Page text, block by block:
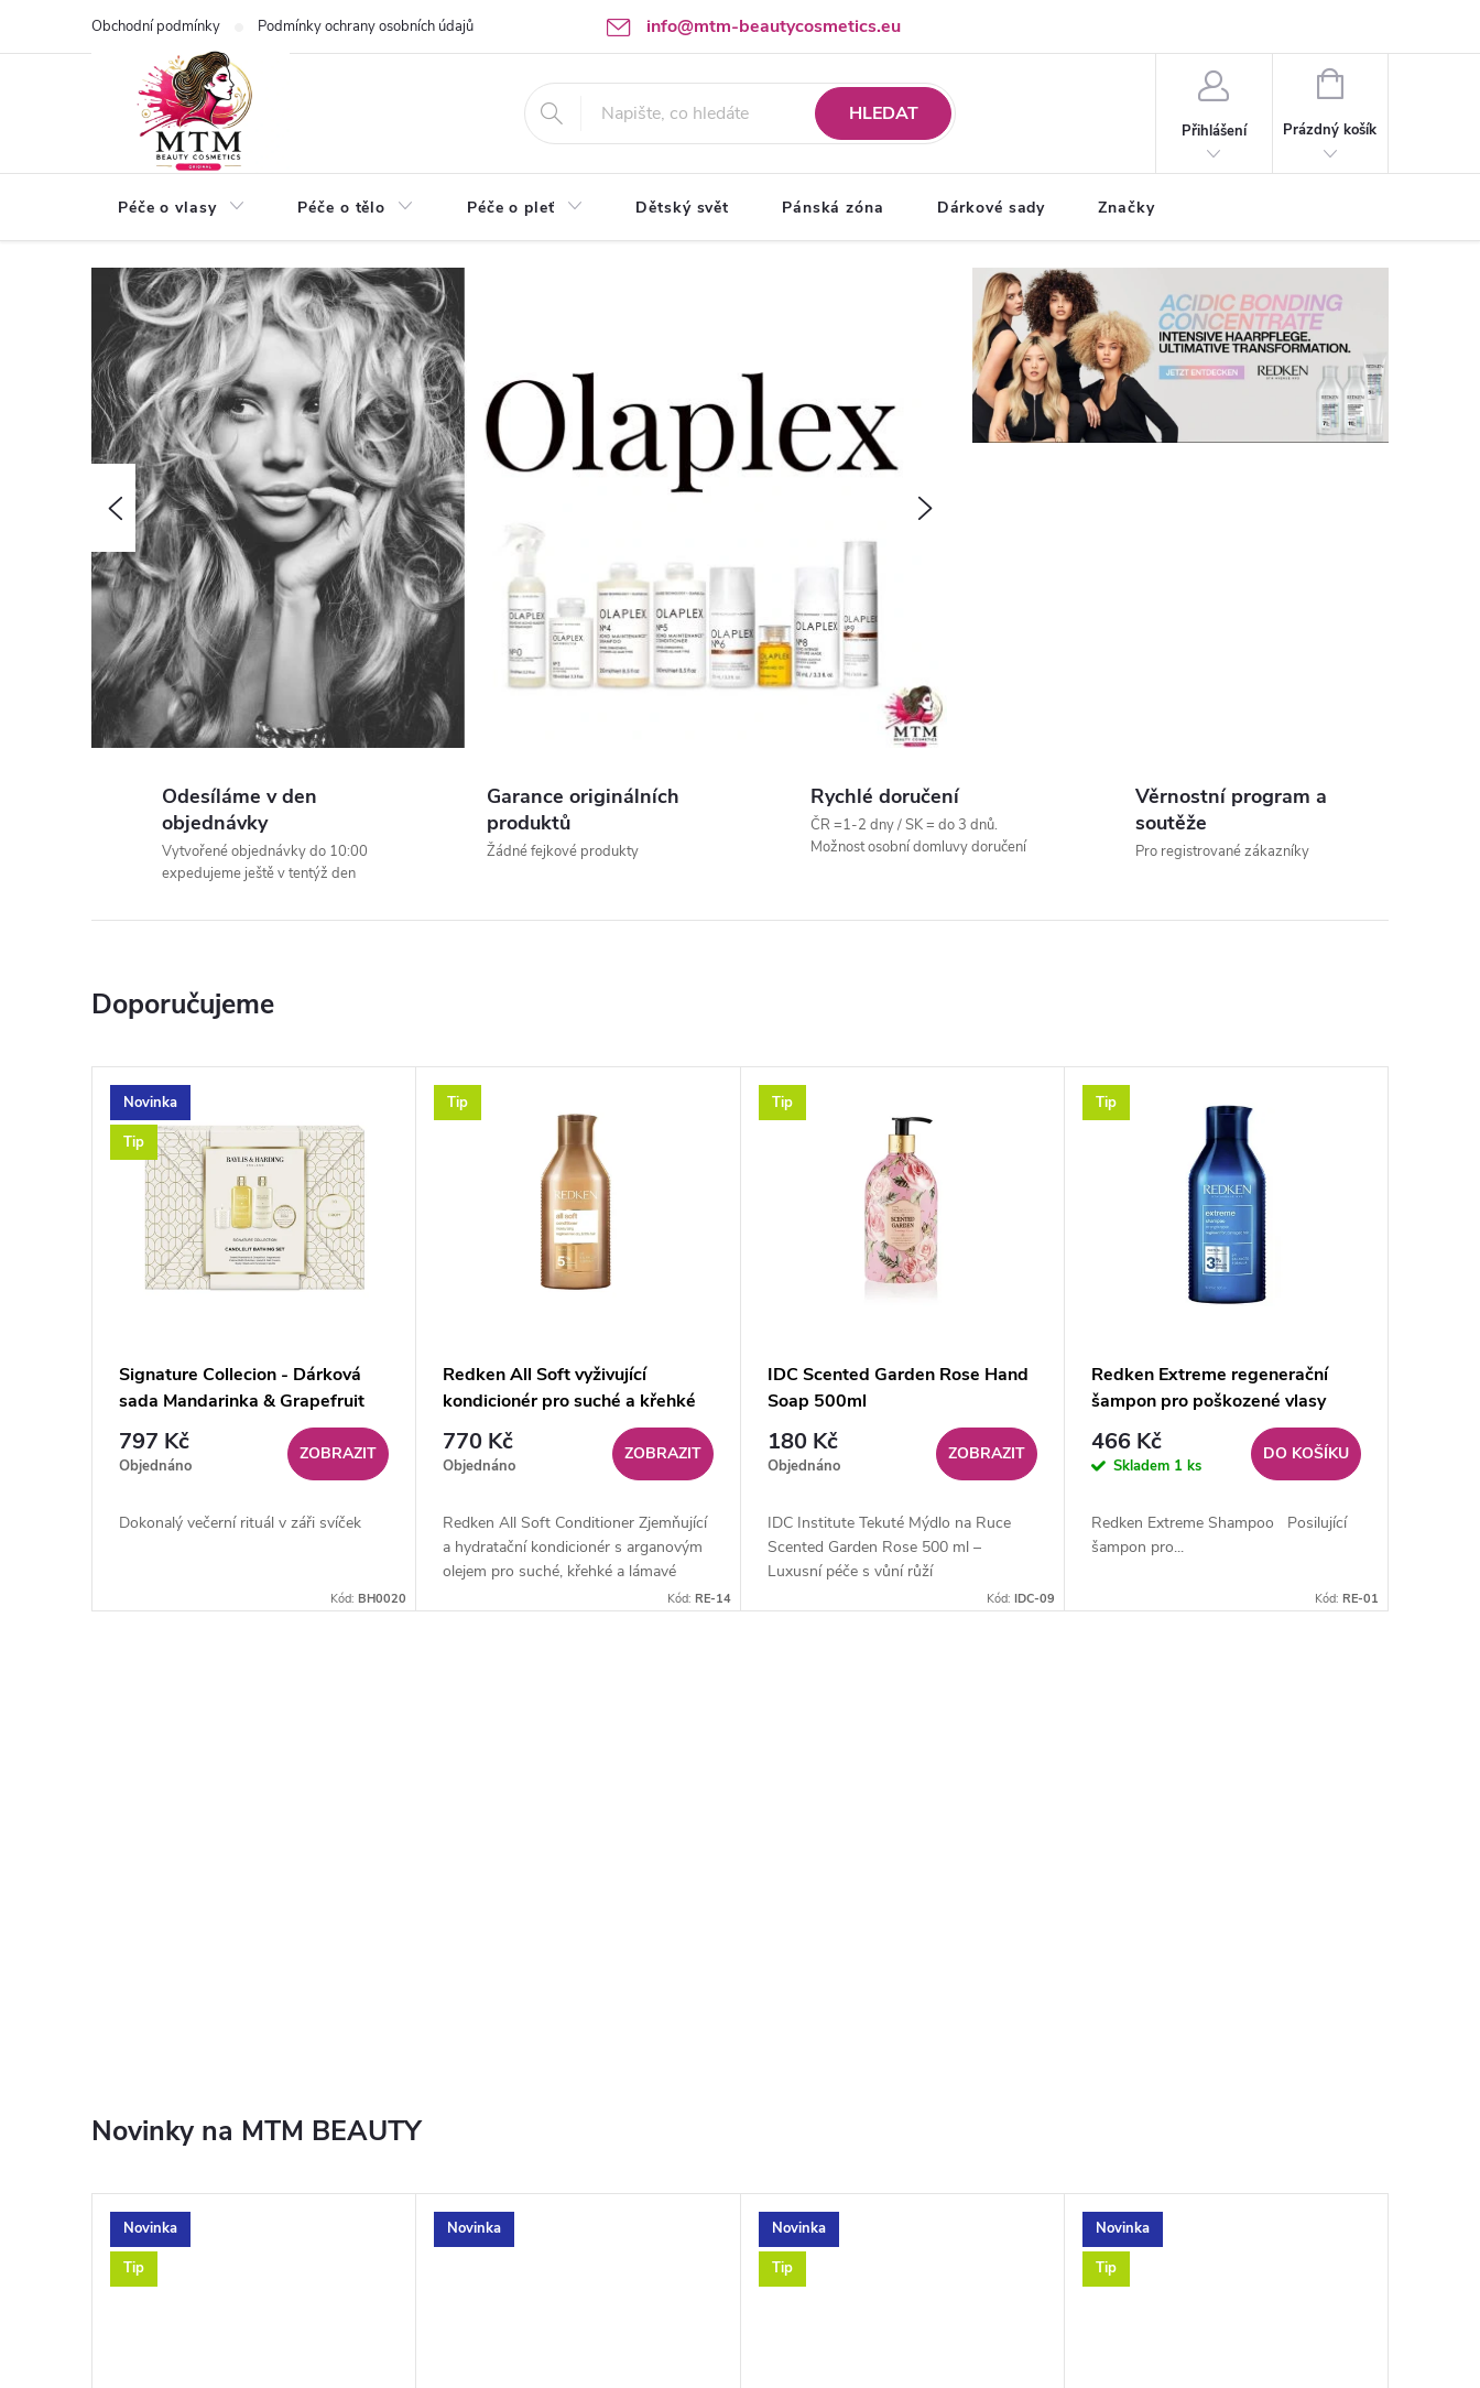
info@mtm-beautycosmetics.eu
Obchodní podmínky Podmínky ochrany osobních údajů
HLEDAT
Přihlášení
NÁKUPNÍ
Prázdný košík
Péče o vlasy Péče o tělo Péče o pleť Dětský svět Pánská zóna Dárkové sady Značky
V
í
t
e
t
e
n
a
s
h
p
u
B
i
s
Předchozí
Odesíláme v den
objednávky
Vytvořené objednávky do 10:00
expedujeme ještě v tentýž den
Garance originálních
produktů
Žádné fejkové produkty
Rychlé doručení
ČR =1-2 dny / SK = do 3 dnů.
Možnost osobní domluvy doručení
Věrnostní program a
soutěže
Pro registrované zákazníky
Doporučujeme
Novinka
Tip
Signature Collecion - Dárková
sada Mandarinka & Grapefruit
Set 4 ks
797 Kč
Objednáno
ZOBRAZIT
Dokonalý večerní rituál v záři svíček
Kód:BH0020
Tip
Redken All Soft vyživující
kondicionér pro suché a křehké
vlasy 500 ml
770 Kč
Objednáno
ZOBRAZIT
Redken All Soft Conditioner Zjemňující
a hydratační kondicionér s arganovým
olejem pro suché, křehké a lámavé
Kód: RE-14
Tip
IDC Scented Garden Rose Hand
Soap 500ml
180 Kč
Objednáno
ZOBRAZIT
IDC Institute Tekuté Mýdlo na Ruce
Scented Garden Rose 500 ml –
Luxusní péče s vůní růží
Kód: IDC-09
Tip
Redken Extreme regenerační
šampon pro poškozené vlasy
300ml
466 Kč
Skladem 1 ks
DO KOŠÍKU
Redken Extreme Shampoo Posilující
šampon pro...
Kód: RE-01
Novinky na MTM BEAUTY
Novinka
Tip
Novinka
Novinka
Tip
Novinka
Tip